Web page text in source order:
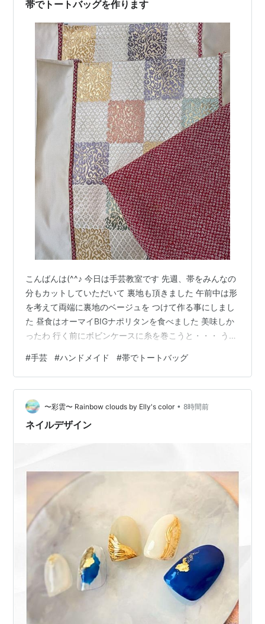
帯でトートバッグを作ります
こんばんは(^^♪ 今日は手芸教室です 先週、帯をみんなの
分もカットしていただいて 裏地も頂きました 午前中は形
を考えて両端に裏地のベージュを つけて作る事にしまし
た 昼食はオーマイBIGナポリタンを食べました 美味しか
ったわ 行く前にボビンケースに糸を巻こうと・・・ うま
巻くことが出来ました ちょっと遅刻して行きました💦 お
話しながらミシンをお借りしてここまで 仕上がりました
次は芯地をつけてステッチミシンをかけるつもりです こ
こまで仕上がりました(o^―^o)ﾆｺ gooから来ました応援
よろしくお願いいたしますm(__)m ランキング参加…
#手芸 #ハンドメイド #帯でトートバッグ
〜彩雲〜 Rainbow clouds by Elly's color • 8時間前
ネイルデザイン